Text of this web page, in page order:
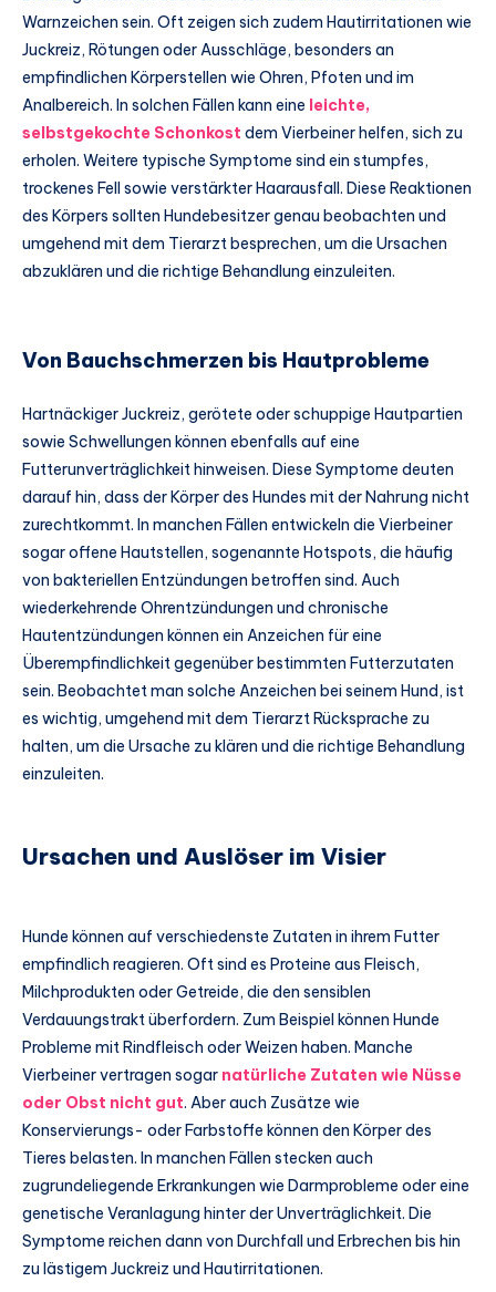
Warnzeichen sein. Oft zeigen sich zudem Hautirritationen wie
Juckreiz, Rötungen oder Ausschläge, besonders an
empfindlichen Körperstellen wie Ohren, Pfoten und im
Analbereich. In solchen Fällen kann eine leichte,
selbstgekochte Schonkost dem Vierbeiner helfen, sich zu
erholen. Weitere typische Symptome sind ein stumpfes,
trockenes Fell sowie verstärkter Haarausfall. Diese Reaktionen
des Körpers sollten Hundebesitzer genau beobachten und
umgehend mit dem Tierarzt besprechen, um die Ursachen
abzuklären und die richtige Behandlung einzuleiten.
Von Bauchschmerzen bis Hautprobleme
Hartnäckiger Juckreiz, gerötete oder schuppige Hautpartien
sowie Schwellungen können ebenfalls auf eine
Futterunverträglichkeit hinweisen. Diese Symptome deuten
darauf hin, dass der Körper des Hundes mit der Nahrung nicht
zurechtkommt. In manchen Fällen entwickeln die Vierbeiner
sogar offene Hautstellen, sogenannte Hotspots, die häufig
von bakteriellen Entzündungen betroffen sind. Auch
wiederkehrende Ohrentzündungen und chronische
Hautentzündungen können ein Anzeichen für eine
Überempfindlichkeit gegenüber bestimmten Futterzutaten
sein. Beobachtet man solche Anzeichen bei seinem Hund, ist
es wichtig, umgehend mit dem Tierarzt Rücksprache zu
halten, um die Ursache zu klären und die richtige Behandlung
einzuleiten.
Ursachen und Auslöser im Visier
Hunde können auf verschiedenste Zutaten in ihrem Futter
empfindlich reagieren. Oft sind es Proteine aus Fleisch,
Milchprodukten oder Getreide, die den sensiblen
Verdauungstrakt überfordern. Zum Beispiel können Hunde
Probleme mit Rindfleisch oder Weizen haben. Manche
Vierbeiner vertragen sogar natürliche Zutaten wie Nüsse
oder Obst nicht gut. Aber auch Zusätze wie
Konservierungs- oder Farbstoffe können den Körper des
Tieres belasten. In manchen Fällen stecken auch
zugrundeliegende Erkrankungen wie Darmprobleme oder eine
genetische Veranlagung hinter der Unverträglichkeit. Die
Symptome reichen dann von Durchfall und Erbrechen bis hin
zu lästigem Juckreiz und Hautirritationen.